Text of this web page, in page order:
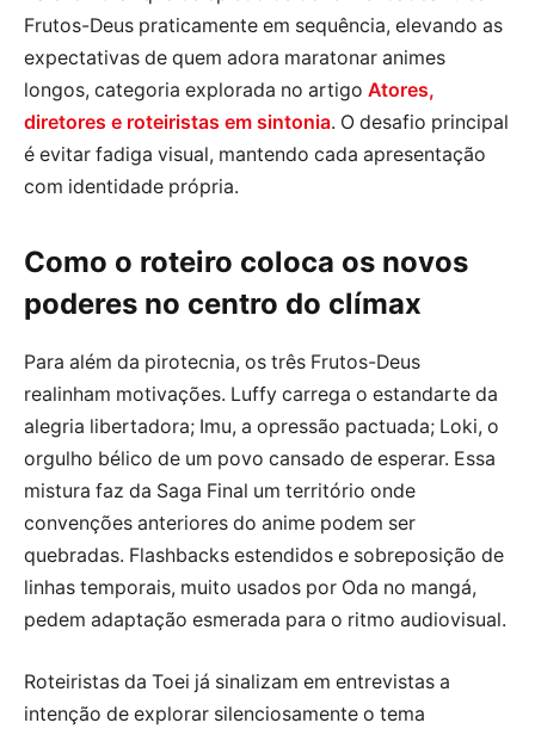
Frutos-Deus praticamente em sequência, elevando as
expectativas de quem adora maratonar animes
longos, categoria explorada no artigo Atores,
diretores e roteiristas em sintonia. O desafio principal
é evitar fadiga visual, mantendo cada apresentação
com identidade própria.
Como o roteiro coloca os novos
poderes no centro do clímax
Para além da pirotecnia, os três Frutos-Deus
realinham motivações. Luffy carrega o estandarte da
alegria libertadora; Imu, a opressão pactuada; Loki, o
orgulho bélico de um povo cansado de esperar. Essa
mistura faz da Saga Final um território onde
convenções anteriores do anime podem ser
quebradas. Flashbacks estendidos e sobreposição de
linhas temporais, muito usados por Oda no mangá,
pedem adaptação esmerada para o ritmo audiovisual.
Roteiristas da Toei já sinalizam em entrevistas a
intenção de explorar silenciosamente o tema